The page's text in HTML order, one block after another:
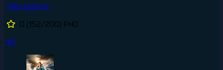
Tiên Nghịch
0 (152/200) FHD
#7